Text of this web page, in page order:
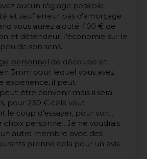
aucun réglage possible
et sauf erreur pas d'amorçage
vous aurez ajouté 400 € de
et détendeur, l'économie sur le
de son sens.
personnel de découpe et
3mm pour lequel vous avez
expérience, il peut
être convenir mais il sera
pour 230 € cela vaut
le coup d'essayer, pour voir...
choix personnel. Je ne voudrais
autre membre avec des
prenne cela pour un avis